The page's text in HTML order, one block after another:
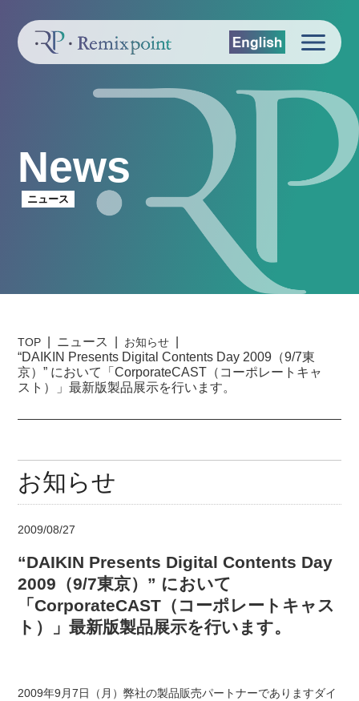
News
ニュース
TOP ニュース お知らせ
“DAIKIN Presents Digital Contents Day 2009（9/7東
京）” において「CorporateCAST（コーポレートキャ
スト）」最新版製品展示を行います。
お知らせ
2009/08/27
“DAIKIN Presents Digital Contents Day
2009（9/7東京）” において
「CorporateCAST（コーポレートキャス
ト）」最新版製品展示を行います。
2009年9月7日（月）弊社の製品販売パートナーでありますダイ